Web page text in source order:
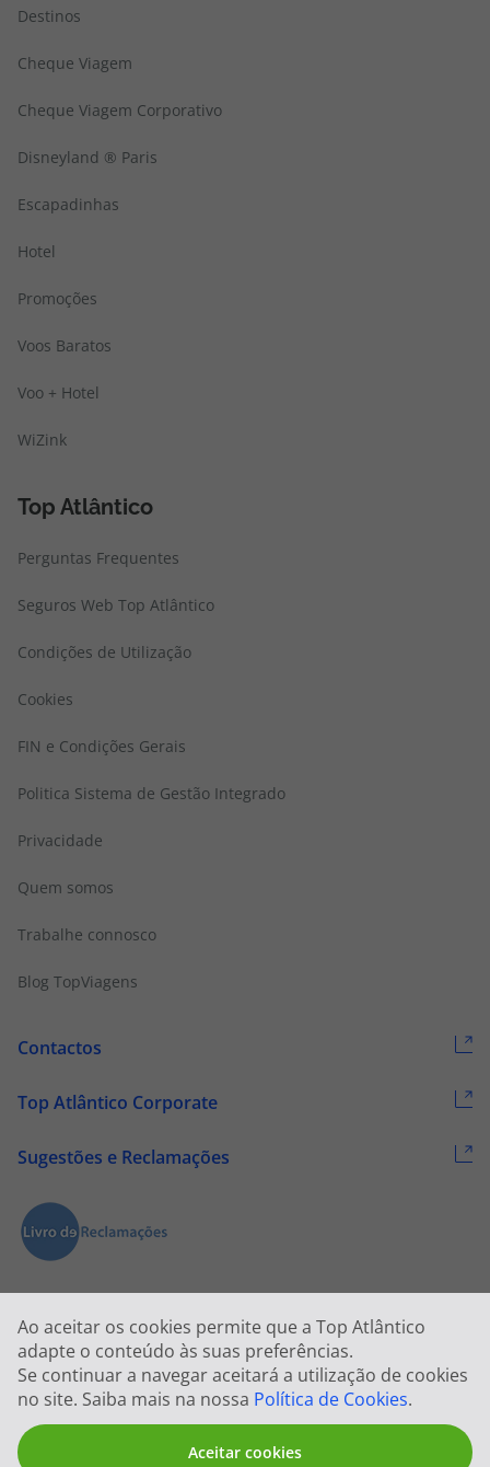
Ao aceitar os cookies permite que a Top Atlântico
adapte o conteúdo às suas preferências.
Se continuar a navegar aceitará a utilização de cookies
no site. Saiba mais na nossa Política de Cookies.
Aceitar cookies
Destinos
Cheque Viagem
Cheque Viagem Corporativo
Disneyland ® Paris
Escapadinhas
Hotel
Promoções
Voos Baratos
Voo + Hotel
WiZink
Top Atlântico
Perguntas Frequentes
Seguros Web Top Atlântico
Condições de Utilização
Cookies
FIN e Condições Gerais
Politica Sistema de Gestão Integrado
Privacidade
Quem somos
Trabalhe connosco
Blog TopViagens
Contactos
Top Atlântico Corporate
Sugestões e Reclamações
2026 © Todos os direitos reservados:Top Atlântico, Viagens e Turismo